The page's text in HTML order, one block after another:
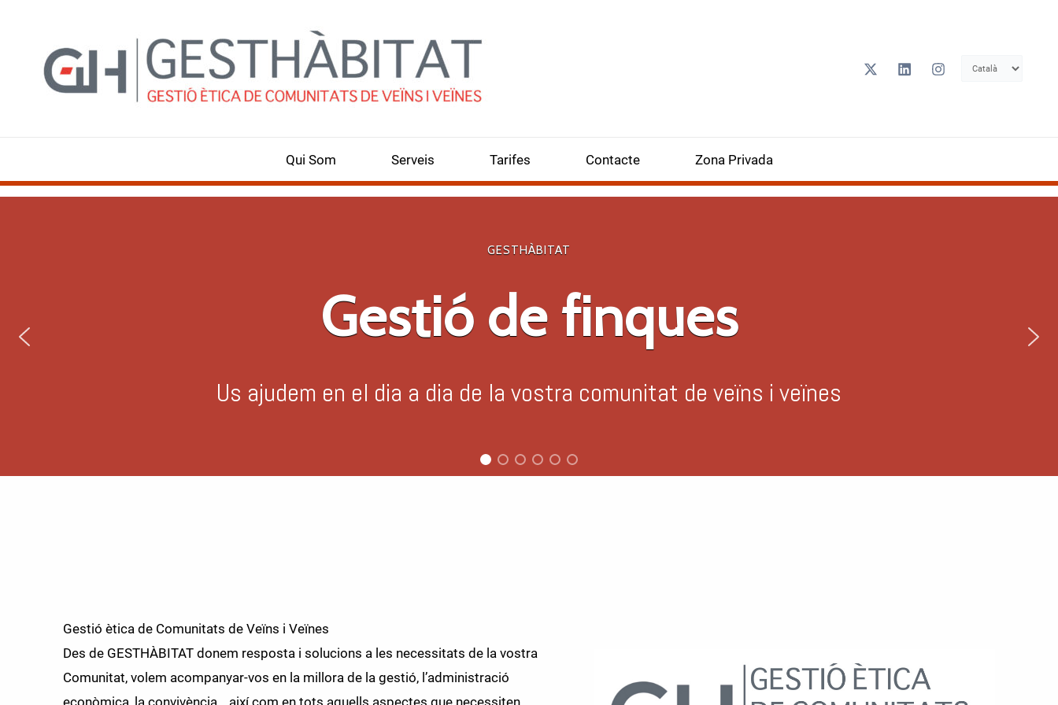
contingut
Trieu
Qui Som Serveis Tarifes Contacte Zona Privada
GESTHÀBITAT
Subvencions de Rehabilitació
Tramitem les subvencions disponibles per millorar la vostra finca
Gestió ètica de Comunitats de Veïns i Veïnes
Des de GESTHÀBITAT donem resposta i solucions a les necessitats de la vostra
Comunitat, volem acompanyar-vos en la millora de la gestió, l’administració